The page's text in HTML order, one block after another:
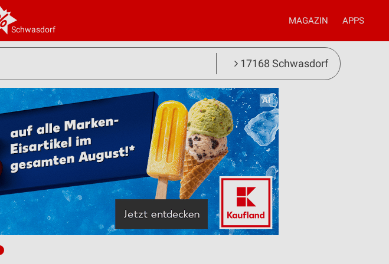
Schwasdorf
MAGAZIN APPS
17168 Schwasdorf